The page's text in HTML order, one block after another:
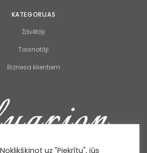
KATEGORIJAS
Žāvētāji
Taisnotāji
Biznesa klientiem
Noklikšķinot uz "Piekrītu", jūs